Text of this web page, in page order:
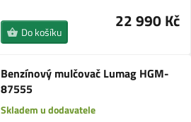
22 990 Kč
Do košíku
Benzínový mulčovač Lumag HGM-
87555
Skladem u dodavatele